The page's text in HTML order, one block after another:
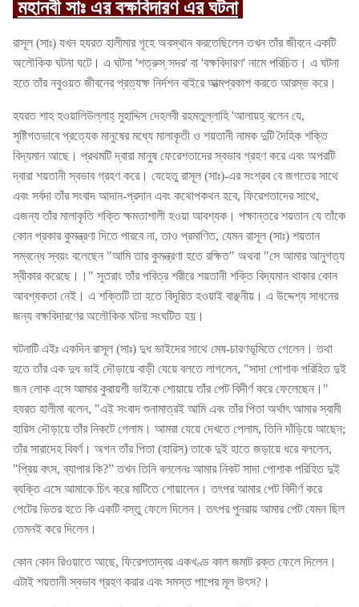
মহানবী সাঃ এর বক্ষবিদারণ এর ঘটনা
রাসূল (সাঃ) যখন হযরত হালীমার গৃহে অবস্থান করতেছিলেন তখন তাঁর জীবনে একটি
অলৌকিক ঘটনা ঘটে। এ ঘটনা 'শত্রুস্ সদর' বা 'বক্ষবিদারণ' নামে পরিচিত। এ ঘটনা
হতে তাঁর নবুওয়ত জীবনের প্রত্যক্ষ নির্দশন বাইরে আত্মপ্রকাশ করতে আরম্ভ করে।
হযরত শাহ হওয়ালিউল্লাহ্ মুহাদ্দিস দেহলবী রহমতুল্লাহি 'আলায়হ্ বলেন যে,
সৃষ্টিগতভাবে প্রত্যেক মানুষের মধ্যে মালাকৃতী ও শয়তানী নামক দুটি দৈহিক শক্তি
বিদ্যমান আছে। প্রথমটি দ্বারা মানুষ ফেরেশতাদের স্বভাব গ্রহণ করে এবং অপরটি
দ্বারা শয়তানী স্বভাব গ্রহণ করে। যেহেতু রাসূল (সাঃ)-এর সংশ্রব বে জগতের সাথে
এবং সর্বদা তাঁর সংবাদ আদান-প্রদান এবং কথোপকথন হবে, ফিরেশতাদের সাথে,
এজন্য তাঁর মালাকৃতি শক্তি ক্ষমতাশালী হওয়া আবশ্যক। পক্ষান্তরে শয়তান যে তাঁকে
কোন প্রকার কুমন্ত্রণা দিতে পারবে না, তাও প্রমাণিত, যেমন রাসূল (সাঃ) শয়তান
সম্বন্ধে স্বয়ং বলেছেন "আমি তার কুমন্ত্রণা হতে রক্ষিত" অথবা "সে আমার আনুগত্য
স্বীকার করেছে।।" সুতরাং তাঁর পবিত্র শরীরে শয়তানী শক্তি বিদ্যমান থাকার কোন
আবশ্যকতা নেই। এ শক্তিটি তা হতে বিদূরিত হওয়াই বাঞ্ছনীয়। এ উদ্দেশ্য সাধনের
জন্য বক্ষবিদারণের অলৌকিক ঘটনা সংঘটিত হয়।
ঘটনাটি এইঃ একদিন রাসূল (সাঃ) দুধ ভাইদের সাথে মেষ-চারণভূমিতে গেলেন। তথা
হতে তাঁর এক দুধ ভাই দৌড়ায়ে বাড়ী যেয়ে বলতে লাগলেন, "সাদা পোশাক পরিহিত দুই
জন লোক এসে আমার কুরায়শী ভাইকে শোয়ায়ে তাঁর পেট বিদীর্ণ করে ফেলেছেন।"
হযরত হালীমা বলেন, "এই সংবাদ শুনামাত্রই আমি এবং তাঁর পিতা অর্থাৎ আমার স্বামী
হারিস দৌড়ায়ে তাঁর নিকটে গেলাম। আমরা যেয়ে দেখতে পেলাম, তিনি দাঁড়িয়ে আছেন;
তাঁর সারাদেহ বিবর্ণ। অগন তাঁর পিতা (হারিস) তাকে দুই হাতে জড়ায়ে ধরে বললেন,
"প্রিয় বৎস, ব্যাপার কি?” তখন তিনি বললেনঃ আমার নিকট সাদা পোশাক পরিহিত দুই
ব্যক্তি এসে আমাকে চিৎ করে মাটিতে শোয়ালেন। তৎপর আমার পেট বিদীর্ণ করে
পেটের ভিতর হতে কি একটি বস্তু ফেলে দিলেন। তৎপর পুনরায় আমার পেট যেমন ছিল
তেমনই করে দিলেন।
কোন কোন রিওয়াতে আছে, ফিরেশতাদ্বয় একখণ্ড কাল জমাট রক্ত ফেলে দিলেন।
এটাই শয়তানী স্বভাব গ্রহণ করার এবং সমস্ত পাপের মূল উৎস?।